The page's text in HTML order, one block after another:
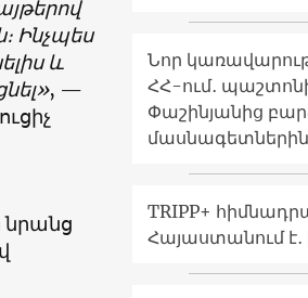
Ինչպես
և
, —
նրանց
Նոր
ՀՀ-ում․
Փաշինյանից
մասնագետներին
TRIPP+
Հայաստանում է․